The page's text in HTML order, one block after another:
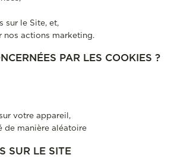
sur le Site, et,
nos actions marketing.
PAR LES COOKIES ?
votre appareil,
de manière aléatoire
SUR LE SITE